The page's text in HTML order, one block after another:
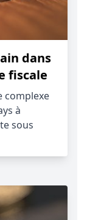
dans
fiscale
complexe
à
sous